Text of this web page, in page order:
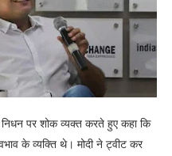
निधन पर शोक व्यक्त करते हुए कहा कि
के व्यक्ति थे। मोदी ने ट्वीट कर